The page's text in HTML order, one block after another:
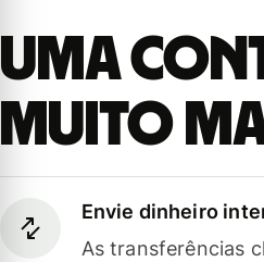
Uma
muito
Envie dinheiro
As transferências